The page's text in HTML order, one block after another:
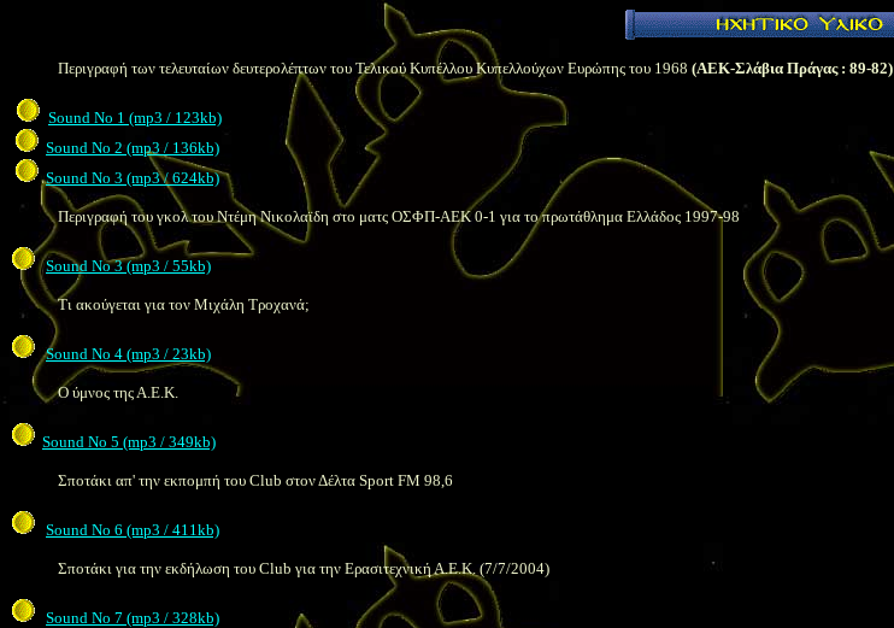
Περιγραφή των τελευταίων δευτερολέπτων του Τελικού Κυπέλλου Κυπελλούχων Ευρώπης του 1968 (ΑΕΚ-Σλάβια Πράγας : 89-82)
Sound No 1 (mp3 / 123kb)
Sound No 2 (mp3 / 136kb)
Sound No 3 (mp3 / 624kb)
Περιγραφή του γκολ του Ντέμη Νικολαϊδη στο ματς ΟΣΦΠ-ΑΕΚ 0-1 για το πρωτάθλημα Ελλάδος 1997-98
Sound No 3 (mp3 / 55kb)
Τι ακούγεται για τον Μιχάλη Τροχανά;
Sound No 4 (mp3 / 23kb)
Ο ύμνος της Α.Ε.Κ.
Sound No 5 (mp3 / 349kb)
Σποτάκι απ' την εκπομπή του Club στον Δέλτα Sport FM 98,6
Sound No 6 (mp3 / 411kb)
Σποτάκι για την εκδήλωση του Club για την Ερασιτεχνική Α.Ε.Κ. (7/7/2004)
Sound No 7 (mp3 / 328kb)